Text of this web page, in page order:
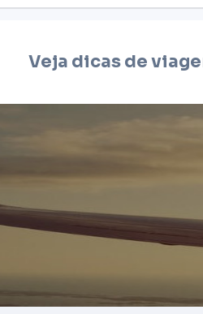
Veja dicas de